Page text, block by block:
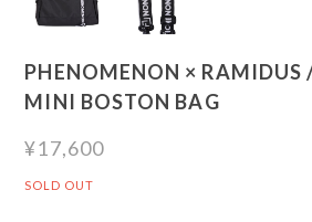
PHENOMENON × RAMIDUS
MINI BOSTON BAG
¥17,600
SOLD OUT